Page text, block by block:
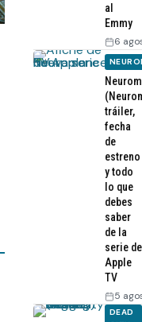
al
Emmy
6
tráiler,
fecha
de
estreno
y todo
lo que
debes
saber
de la
serie de
Apple
TV
5
DEAD